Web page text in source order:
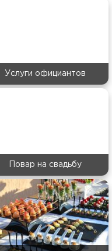
Услуги официантов
Повар на свадьбу